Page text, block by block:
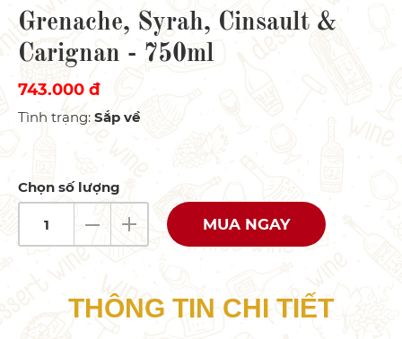
Grenache, Syrah, Cinsault &
Carignan - 750ml
743.000 đ
Tình trạng: Sắp về
Chọn số lượng
MUA NGAY
THÔNG TIN CHI TIẾT